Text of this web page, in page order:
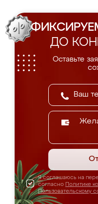
ДО
Оставьте
Я соглашаюсь на
согласно Политике
Пользовательскому